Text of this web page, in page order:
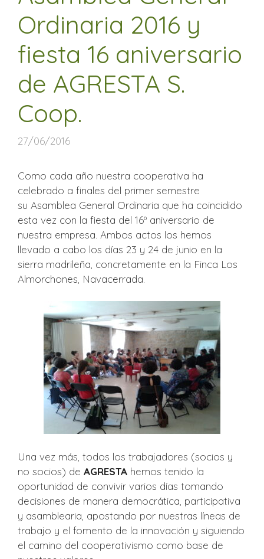
Ordinaria 2016 y
fiesta 16 aniversario
de AGRESTA S.
Coop.
27/06/2016
Como cada año nuestra cooperativa ha
celebrado a finales del primer semestre
su Asamblea General Ordinaria que ha coincidido
esta vez con la fiesta del 16º aniversario de
nuestra empresa. Ambos actos los hemos
llevado a cabo los días 23 y 24 de junio en la
sierra madrileña, concretamente en la Finca Los
Almorchones, Navacerrada.
Una vez más, todos los trabajadores (socios y
no socios) de AGRESTA hemos tenido la
oportunidad de convivir varios días tomando
decisiones de manera democrática, participativa
y asamblearia, apostando por nuestras líneas de
trabajo y el fomento de la innovación y siguiendo
el camino del cooperativismo como base de